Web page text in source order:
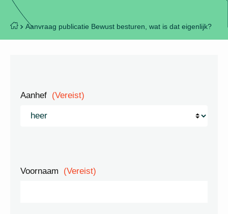
Aanvraag publicatie Bewust besturen, wat is dat eigenlijk?
Aanhef (Vereist)
Voornaam (Vereist)